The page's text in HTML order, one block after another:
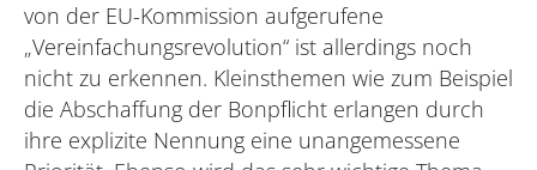
von der EU-Kommission aufgerufene
„Vereinfachungsrevolution“ ist allerdings noch
nicht zu erkennen. Kleinsthemen wie zum Beispiel
die Abschaffung der Bonpflicht erlangen durch
ihre explizite Nennung eine unangemessene